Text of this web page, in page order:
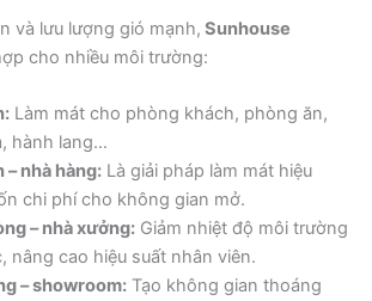
và lưu lượng gió mạnh, Sunhouse
cho nhiều môi trường:
Làm mát cho phòng khách, phòng ăn,
hành lang…
– nhà hàng:Là giải pháp làm mát hiệu
chi phí cho không gian mở.
– nhà xưởng:Giảm nhiệt độ môi trường
nâng cao hiệu suất nhân viên.
– showroom:Tạo không gian thoáng